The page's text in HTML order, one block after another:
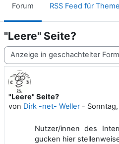
Forum RSS Feed für
"Leere" Seite?
Anzeigemodus
"Leere" Seite?
von Dirk -net- Weller-
Anzahl Antworten: 0
Nutzer/innen des
gucken hier